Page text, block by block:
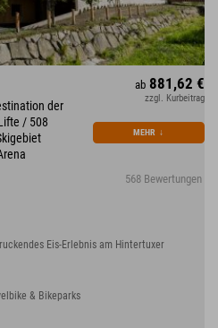
der
/ 508
568 Bewertungen
ab 881,62 €
zzgl. Kurbeitrag
MEHR ↓
Eis-Erlebnis am Hintertuxer
& Bikeparks